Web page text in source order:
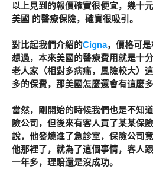
以上見到的報價確實很便宜，幾十
美國 的醫療保險，確實很吸引。
對比起我們介紹的Cigna，價格可
想過，本來美國的醫療費用就是十
老人家（相對多病痛，風險較大）
多的保費，那美國怎麼還會有這麼
當然，剛開始的時候我們也是不知
險公司，但後來有客人買了某某保
說，他發燒進了急診室，保險公司
他那裡了，就為了這個事情，客人
一年多，理賠還是沒成功。